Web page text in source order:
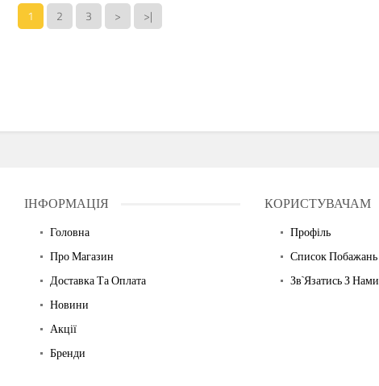
1 2 3 > >|
ІНФОРМАЦІЯ
Головна
Про Магазин
Доставка Та Оплата
Новини
Акції
Бренди
КОРИСТУВАЧАМ
Профіль
Список Побажань
Зв`язатись З Нами